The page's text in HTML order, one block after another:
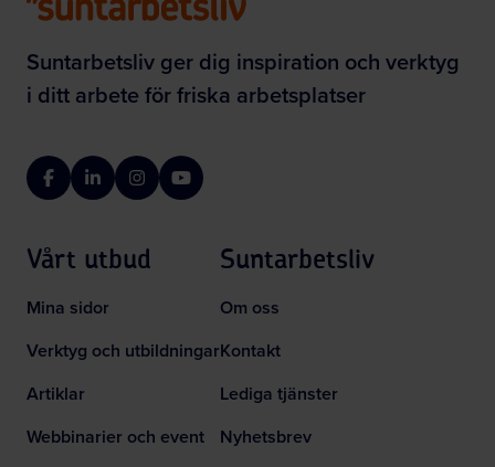
Suntarbetsliv ger dig inspiration och verktyg
i ditt arbete för friska arbetsplatser
FacebookLinkedInInstagramYouTube
Vårt utbud
Mina sidor
Verktyg och utbildningar
Artiklar
Webbinarier och event
Suntarbetsliv
Om oss
Kontakt
Lediga tjänster
Nyhetsbrev